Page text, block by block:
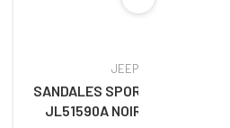
JEEP
SANDALES SPORTIVES JEEP
JL51590A NOIRES NEGRO